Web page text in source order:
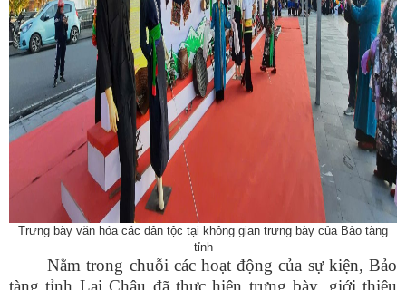
Trưng bày văn hóa các dân tộc tại không gian trưng bày của Bảo tàng
tỉnh
Nằm trong chuỗi các hoạt động của sự kiện, Bảo
tàng tỉnh Lai Châu đãthực hiện trưng bày, giới thiệu